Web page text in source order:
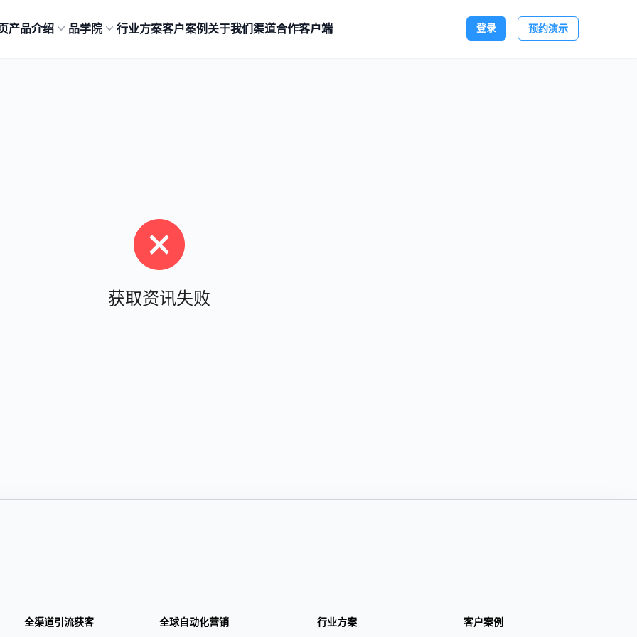
产品介绍 品学院 行业方案客户案例 关于我们渠道合作客户端 登录 预约演示
获取资讯失败
全渠道引流获客 全球自动化营销 行业方案 客户案例